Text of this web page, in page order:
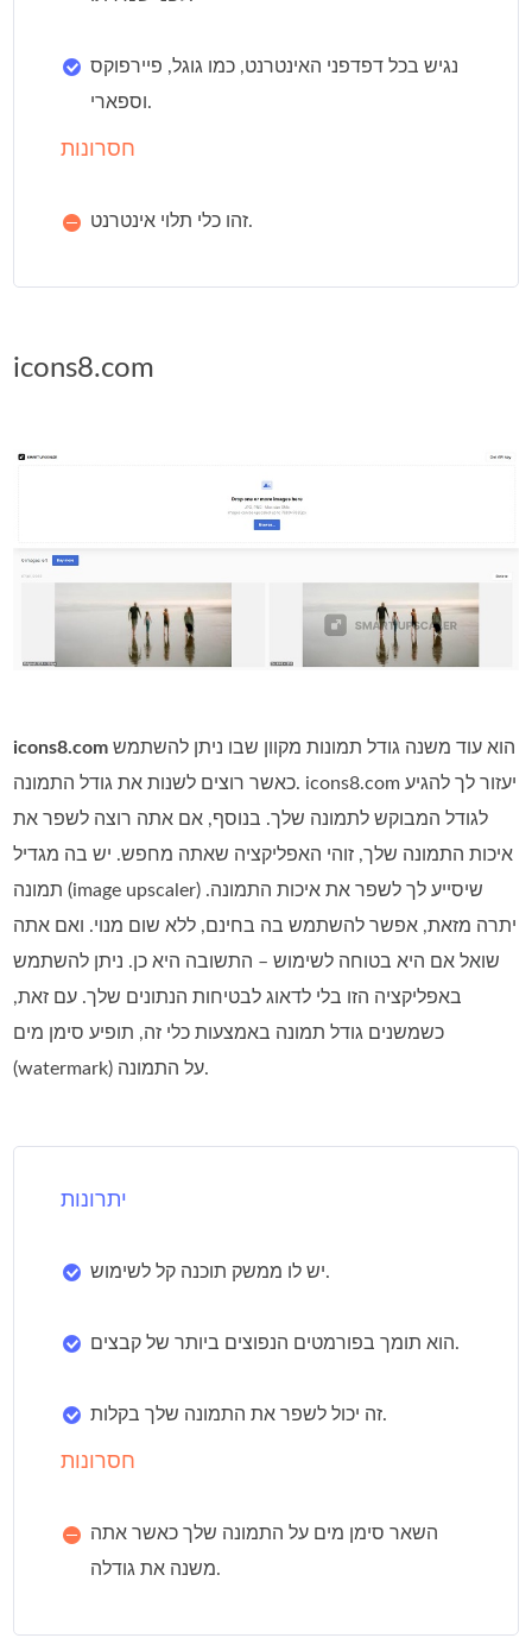
נגיש בכל דפדפני האינטרנט, כמו גוגל, פיירפוקס
וספארי.
חסרונות
זהו כלי תלוי אינטרנט.
icons8.com
icons8.com הוא עוד משנה גודל תמונות מקוון שבו ניתן להשתמש
כאשר רוצים לשנות את גודל התמונה. icons8.com יעזור לך להגיע
לגודל המבוקש לתמונה שלך. בנוסף, אם אתה רוצה לשפר את
איכות התמונה שלך, זוהי האפליקציה שאתה מחפש. יש בה מגדיל
תמונה (image upscaler) שיסייע לך לשפר את איכות התמונה.
יתרה מזאת, אפשר להשתמש בה בחינם, ללא שום מנוי. ואם אתה
שואל אם היא בטוחה לשימוש – התשובה היא כן. ניתן להשתמש
באפליקציה הזו בלי לדאוג לבטיחות הנתונים שלך. עם זאת,
כשמשנים גודל תמונה באמצעות כלי זה, תופיע סימן מים
(watermark) על התמונה.
יתרונות
יש לו ממשק תוכנה קל לשימוש.
הוא תומך בפורמטים הנפוצים ביותר של קבצים.
זה יכול לשפר את התמונה שלך בקלות.
חסרונות
השאר סימן מים על התמונה שלך כאשר אתה
משנה את גודלה.